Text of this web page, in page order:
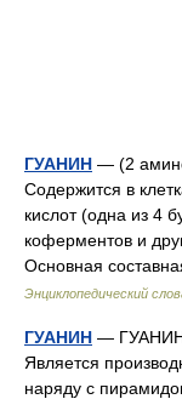
ГУАНИН — (2
Содержится в
кислот (одна из 4
коферментов и
Основная
Энциклопедический
ГУАНИН — ГУАНИН,
Является
наряду с